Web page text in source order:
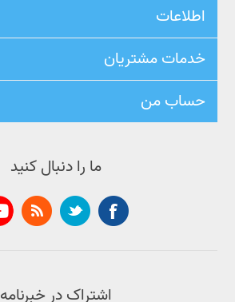
اطلاعات
خدمات مشتریان
حساب من
ما را دنبال کنید
اشتراک در خبرنامه